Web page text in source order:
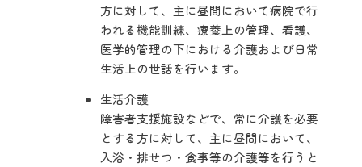
方に対して、主に昼間において病院で行
われる機能訓練、療養上の管理、看護、
医学的管理の下における介護および日常
生活上の世話を行います。
生活介護
障害者支援施設などで、常に介護を必要
とする方に対して、主に昼間において、
入浴・排せつ・食事等の介護等を行うと